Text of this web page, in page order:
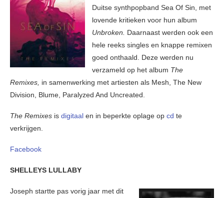
Duitse synthpopband Sea Of Sin, met
lovende kritieken voor hun album
Unbroken. Daarnaast werden ook een
hele reeks singles en knappe remixen
goed onthaald. Deze werden nu
verzameld op het album The
Remixes, in samenwerking met artiesten als Mesh, The New
Division, Blume, Paralyzed And Uncreated.
The Remixes is digitaal en in beperkte oplage op cd te
verkrijgen.
Facebook
SHELLEYS LULLABY
Joseph startte pas vorig jaar met dit